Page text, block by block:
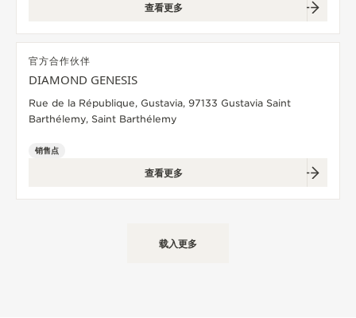
空气钟国际质保
“THE PERPETUAL TIMEKEEPER”展
REVERSO翻转系列腕表主题展
STELLAR ODYSSEY星空传奇
查看更多
官方合作伙伴
DIAMOND GENESIS
Rue de la République, Gustavia, 97133 Gustavia Saint
Barthélemy, Saint Barthélemy
销售点
查看更多
载入更多